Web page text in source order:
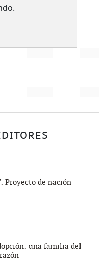
Proyecto de nación
una familia del